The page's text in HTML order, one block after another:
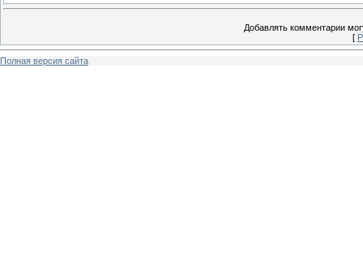
Добавлять комментарии
[
Полная версия сайта